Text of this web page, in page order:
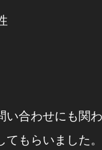
い合わせにも関
てもらいました。